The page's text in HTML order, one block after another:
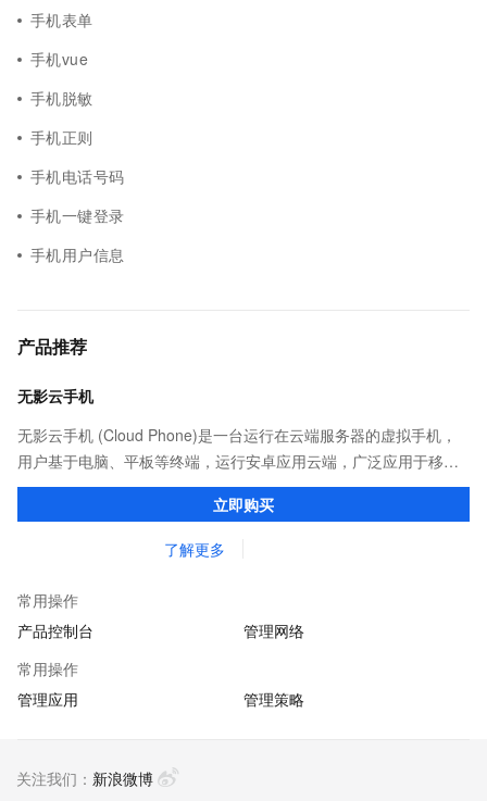
手机表单
手机vue
手机脱敏
手机正则
手机电话号码
手机一键登录
手机用户信息
产品推荐
无影云手机
无影云手机 (Cloud Phone)是一台运行在云端服务器的虚拟手机，
用户基于电脑、平板等终端，运行安卓应用云端，广泛应用于移动
办公，游戏以及广告营销等场景。
立即购买
了解更多
常用操作
产品控制台
管理网络
常用操作
管理应用
管理策略
关注我们： 新浪微博